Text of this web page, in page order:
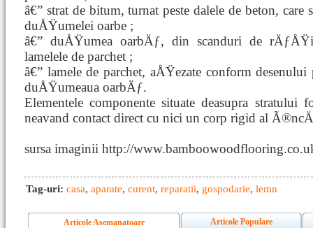
â€” strat de bitum, turnat peste dalele de beton,
duÅŸumelei oarbe ;
â€” duÅŸumea oarbÄƒ, din scanduri de
lamelele de parchet ;
â€” lamele de parchet, aÅŸezate conform
duÅŸumeaua oarbÄƒ.
Elementele componente situate deasupra
neavand contact direct cu nici un corp rigid al
sursa imaginii http://
Tag-uri: casa, aparate, curent, reparatii, gospodarie, lemn
Articole Asemanatoare
Articole Populare